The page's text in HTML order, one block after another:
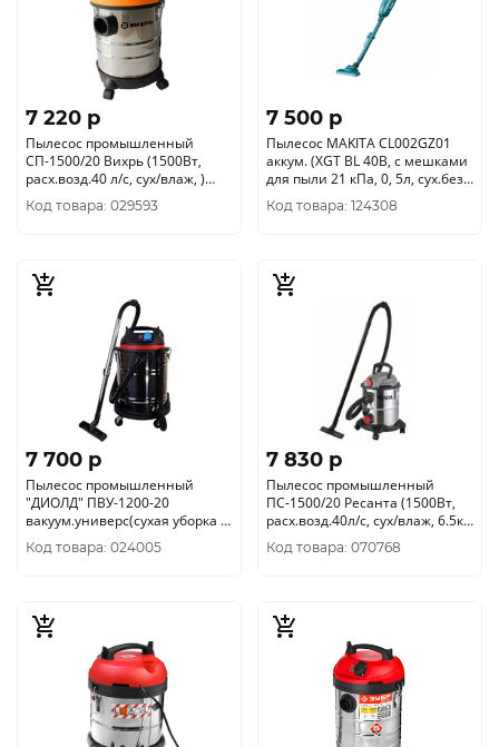
7 220 p
Пылесос промышленный
СП-1500/20 Вихрь (1500Вт,
расх.возд.40 л/с, сух/влаж, )
72/19/1
Код товара: 029593
7 500 p
Пылесос MAKITA CL002GZ01
аккум. (XGT BL 40В, c мешками
для пыли 21 кПа, 0, 5л, сух.без
акк./зу.)
Код товара: 124308
7 700 p
Пылесос промышленный
"ДИОЛД" ПВУ-1200-20
вакуум.универс(сухая уборка +
сбор влажного
мусора)70010010
Код товара: 024005
7 830 p
Пылесос промышленный
ПС-1500/20 Ресанта (1500Вт,
расх.возд.40л/с, сух/влаж, 6.5кг)
75/19/1
Код товара: 070768